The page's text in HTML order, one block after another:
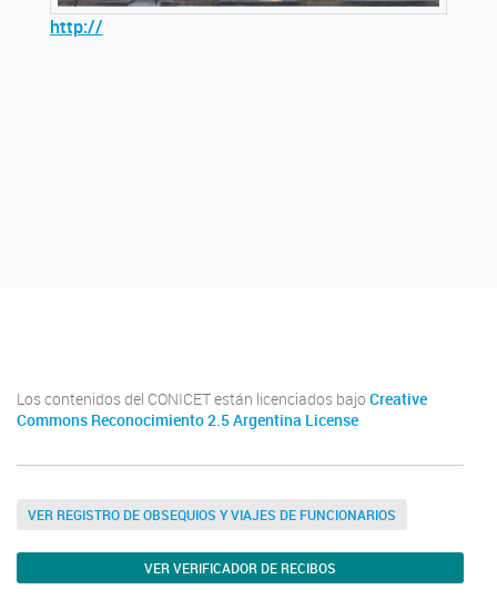
http://
Los contenidos del CONICET están licenciados bajo Creative
Commons Reconocimiento 2.5 Argentina License
VER REGISTRO DE OBSEQUIOS Y VIAJES DE FUNCIONARIOS
VER VERIFICADOR DE RECIBOS